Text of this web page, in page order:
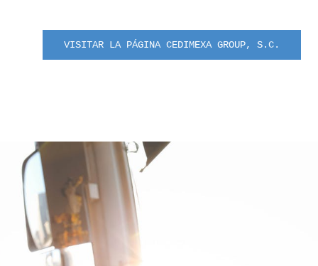
VISITAR LA PÁGINA CEDIMEXA GROUP, S.C.